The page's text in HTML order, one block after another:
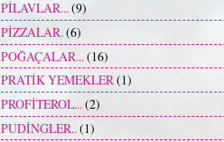
PİLAVLAR...(9)
PİZZALAR.(6)
POĞAÇALAR... (16)
PRATİK YEMEKLER(1)
PROFİTEROL...(2)
PUDİNGLER.. (1)